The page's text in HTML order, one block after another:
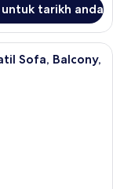
tarikh anda
Katil Raja (King)
Sofa, Balcony,